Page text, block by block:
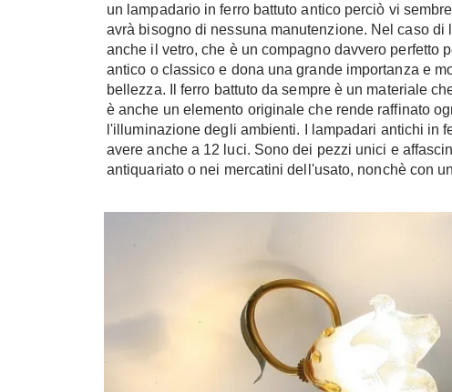
un lampadario in ferro battuto antico perciò vi
avrà bisogno di nessuna manutenzione. Nel caso
anche il vetro, che è un compagno davvero perfetto
antico o classico e dona una grande importanza e
bellezza. Il ferro battuto da sempre è un materiale
è anche un elemento originale che rende raffinato
l'illuminazione degli ambienti. I lampadari antichi in
avere anche a 12 luci. Sono dei pezzi unici e
antiquariato o nei mercatini dell'usato, nonchè con